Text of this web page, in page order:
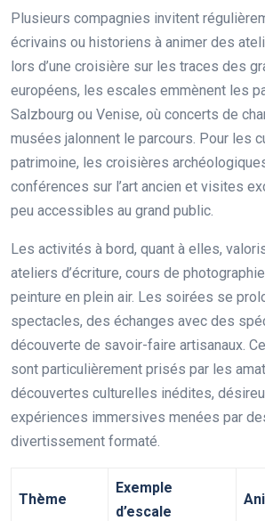
Plusieurs compagnies invitent
écrivains ou historiens à animer des
lors d’une croisière sur les traces des
européens, les escales emmènent les
Salzbourg ou Venise, où concerts de
musées jalonnent le parcours. Pour les
patrimoine, les croisières
conférences sur l’art ancien et visites
peu accessibles au grand public.
Les activités à bord, quant à elles,
ateliers d’écriture, cours de
peinture en plein air. Les soirées se
spectacles, des échanges avec des
découverte de savoir-faire artisanaux.
sont particulièrement prisés par les
découvertes culturelles inédites,
expériences immersives menées par
divertissement formaté.
Thème
Exemple
d’escale